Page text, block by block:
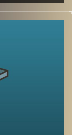
תופעת
אנושות.
ואורח חיים,
השנים היא
המדושנת,
ממנה
נוחת באולפן